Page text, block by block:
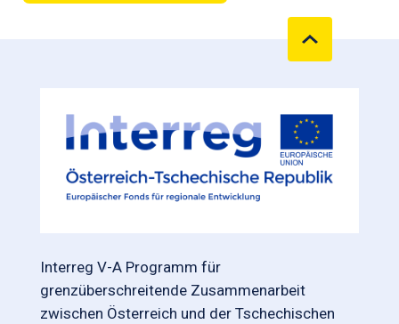
Interreg V-A Programm für
grenzüberschreitende Zusammenarbeit
zwischen Österreich und der Tschechischen